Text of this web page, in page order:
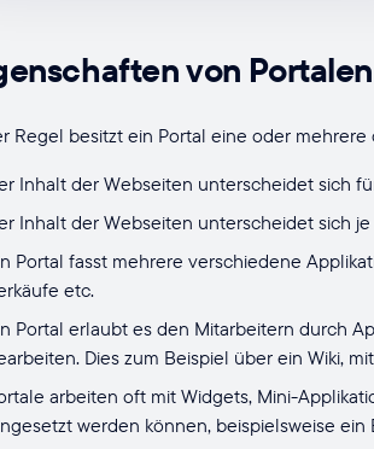
von Portalen
Regel besitzt ein Portal eine oder
Inhalt der Webseiten unterscheidet sich
Inhalt der Webseiten unterscheidet sich
Portal fasst mehrere verschiedene
etc.
Portal erlaubt es den Mitarbeitern durch
Dies zum Beispiel über ein Wiki,
arbeiten oft mit Widgets, Mini-
werden können, beispielsweise ein